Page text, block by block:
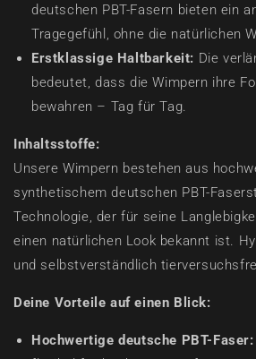
deutschen PBT-Fasern bieten ein
Tragegefühl, ohne die natürlichen
Erstklassige Haltbarkeit: Die
bedeutet, dass die Wimpern ihre
bewahren – Tag für Tag.
Inhaltsstoffe:
Unsere Wimpern bestehen aus
synthetischem deutschen PBT-
Technologie, der für seine
einen natürlichen Look bekannt ist.
und selbstverständlich
Deine Vorteile auf einen Blick:
Hochwertige deutsche PBT-Faser: